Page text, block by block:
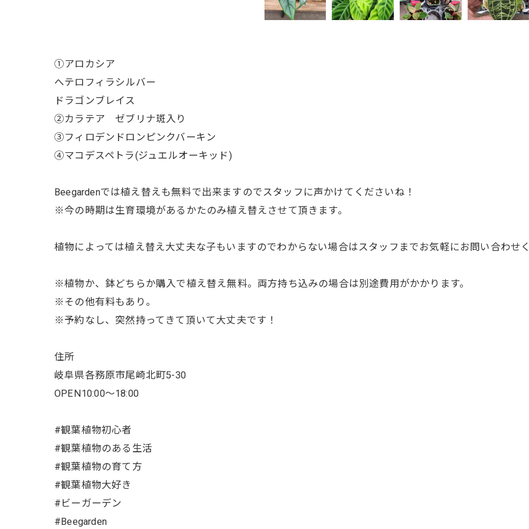
①アロカシア
へテロフィラシルバー
ドラゴンブレイス
②カラテア ゼブリナ斑入り
③フィロデンドロンピンクバーキン
④マコデスペトラ(ジュエルオーキッド)
Beegardenでは植え替えも無料で出来ますのでスタッフに声かけてくださいね！
※今の時期は生育環境があるかたのみ植え替えさせて頂きます。
植物によっては植え替え大丈夫な子もいますのでわからない場合はスタッフまでお気軽にお問い合わせく
※植物か、鉢どちらか購入で植え替え無料。両方持ち込みの場合は別途費用がかかります。
※その他有料もあり。
※予約なし、突然持ってきて頂いて大丈夫です！
住所
岐阜県各務原市尾崎北町5-30
OPEN10:00〜18:00
#観葉植物初心者
#観葉植物のある生活
#観葉植物の育て方
#観葉植物大好き
#ビーガーデン
#Beegarden